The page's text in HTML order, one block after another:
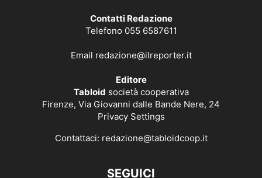
Contatti Redazione
Telefono 055 6587611
Email redazione@ilreporter.it
Editore
Tabloid società cooperativa
Firenze, Via Giovanni dalle Bande Nere, 24
Privacy Settings
Contattaci: redazione@tabloidcoop.it
SEGUICI